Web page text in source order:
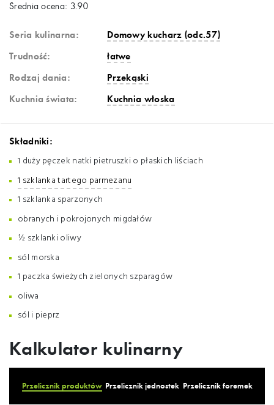
Średnia ocena: 3.90
Seria kulinarna:
Domowy kucharz (odc.57)
Trudność:
łatwe
Rodzaj dania:
Przekąski
Kuchnia świata:
Kuchnia włoska
Składniki:
1 duży pęczek natki pietruszki o płaskich liściach
1 szklanka tartego parmezanu
1 szklanka sparzonych
obranych i pokrojonych migdałów
½ szklanki oliwy
sól morska
1 paczka świeżych zielonych szparagów
oliwa
sól i pieprz
Kalkulator kulinarny
Przelicznik produktów Przelicznik jednostek Przelicznik foremek